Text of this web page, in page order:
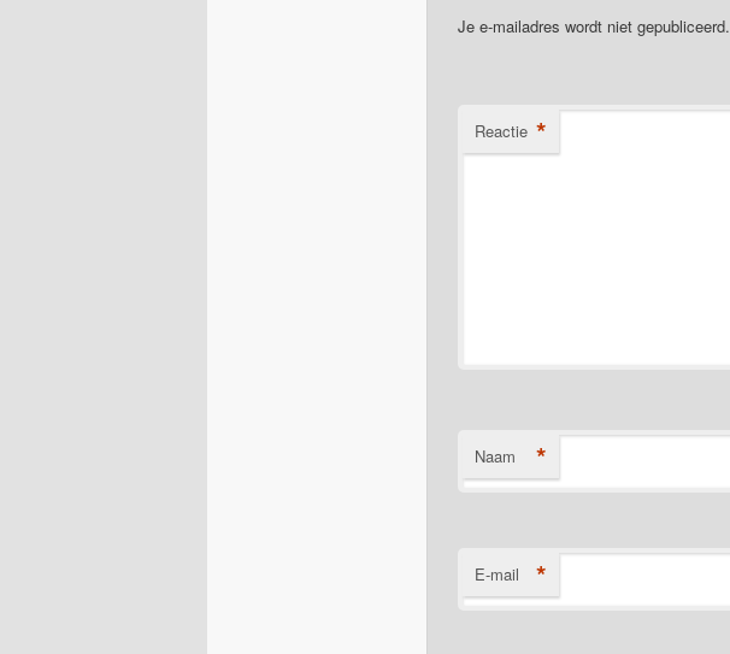
Je e-mailadres wordt niet gepubliceerd.
Reactie *
Naam *
E-mail *